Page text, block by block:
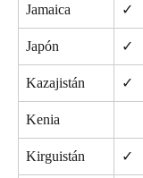
Jamaica ✓
Japón ✓
Kazajistán ✓
Kenia
Kirguistán ✓